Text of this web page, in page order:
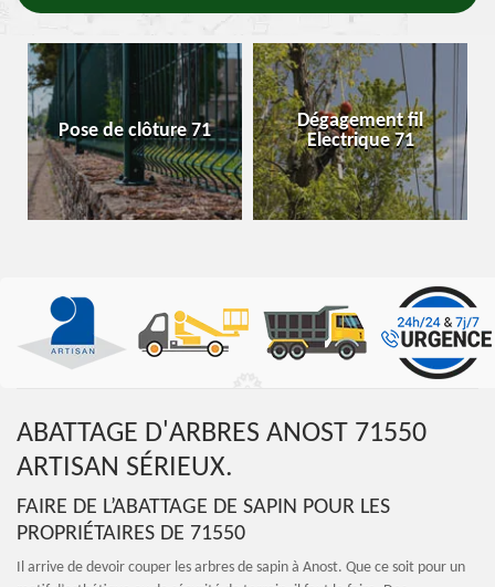
Pose de clôture 71
Dégagement fil
Electrique 71
ABATTAGE D'ARBRES ANOST 71550
ARTISAN SÉRIEUX.
FAIRE DE L’ABATTAGE DE SAPIN POUR LES
PROPRIÉTAIRES DE 71550
Il arrive de devoir couper les arbres de sapin à Anost. Que ce soit pour un